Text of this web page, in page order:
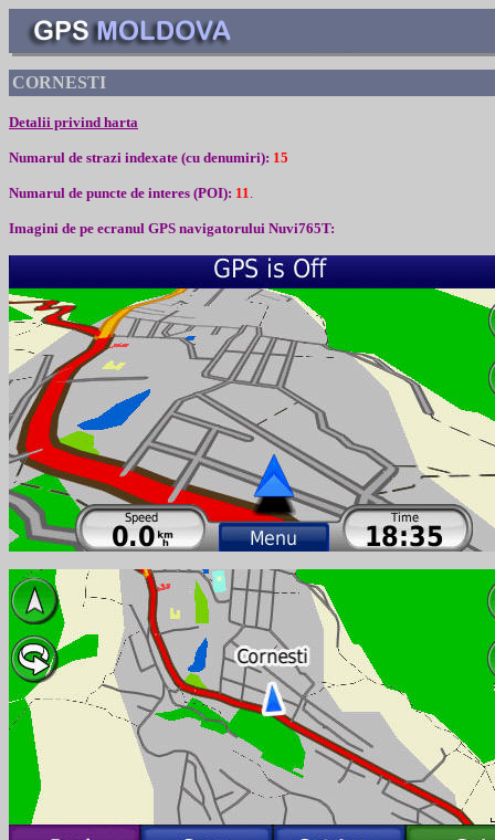
CORNESTI
Detalii privind harta
Numarul de strazi indexate (cu denumiri): 15
Numarul de puncte de interes (POI): 11.
Imagini de pe ecranul GPS navigatorului Nuvi765T: